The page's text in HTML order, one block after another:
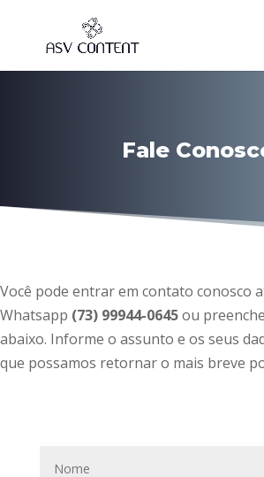
Fale
Você pode entrar em contato conosco
Whatsapp (73) 99944-0645ou
abaixo. Informe o assunto e os seus
que possamos retornar o mais breve